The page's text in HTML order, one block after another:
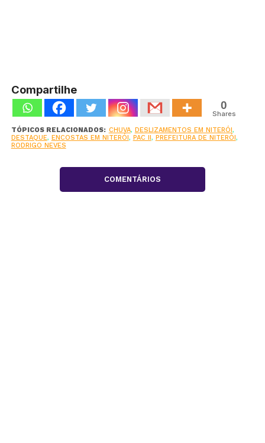
Compartilhe
0
Shares
TÓPICOS RELACIONADOS: CHUVA, DESLIZAMENTOS EM NITERÓI ,
DESTAQUE, ENCOSTAS EM NITERÓI , PAC II , PREFEITURA DE NITERÓI ,
RODRIGO NEVES
COMENTÁRIOS